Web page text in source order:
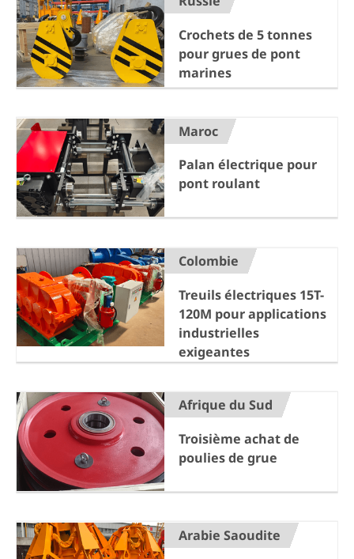
Crochets de 5 tonnes
pour grues de pont
marines
Maroc
Palan électrique pour
pont roulant
Colombie
Treuils électriques 15T-
120M pour applications
industrielles
exigeantes
Afrique du Sud
Troisième achat de
poulies de grue
Arabie Saoudite